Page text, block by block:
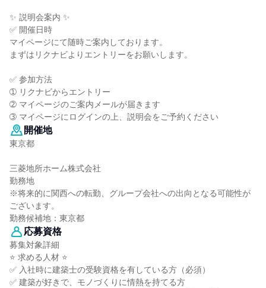
✨ 説明会案内 ✨
✅ 開催日時
マイページにて随時ご案内しております。
まずはリクナビよりエントリーをお願いします。
✅ 参加方法
➀ リクナビからエントリー
➁ マイページのご案内メールが届きます
➂ マイページにログインの上、説明会をご予約ください
開催地
東京都
三菱地所ホーム株式会社
勤務地
※将来的に関西への転勤、グループ会社への出向となる可能性が
ございます。
勤務候補地：東京都
応募資格
募集対象詳細
⭐ 求める人材 ⭐
✅ 入社時に建築士の受験資格を有している方（必須）
✅ 建築が好きで、モノづくりに情熱を持てる方